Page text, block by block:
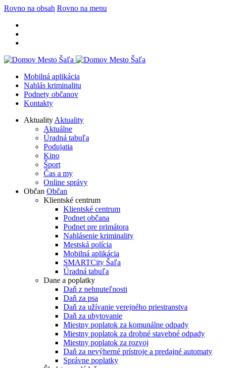
Rovno na obsah Rovno na menu
Mobilná aplikácia
Nahlás kriminalitu
Podnety občanov
Kontakty
Aktuality Aktuality
Aktuálne
Úradná tabuľa
Podujatia
Kino
Šport
Čas a my
Online správy
Občan Občan
Klientské centrum
Klientské centrum
Podnet občana
Podnet pre primátora
Nahlásenie kriminality
Mestská polícia
Mobilná aplikácia
SMARTCity Šaľa
Úradná tabuľa
Dane a poplatky
Daň z nehnuteľnosti
Daň za psa
Daň za užívanie verejného priestranstva
Daň za ubytovanie
Miestny poplatok za komunálne odpady
Miestny poplatok za drobné stavebné odpady
Miestny poplatok za rozvoj
Daň za nevýherné prístroje a predajné automaty
Správne poplatky